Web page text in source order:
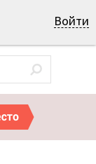
Войти